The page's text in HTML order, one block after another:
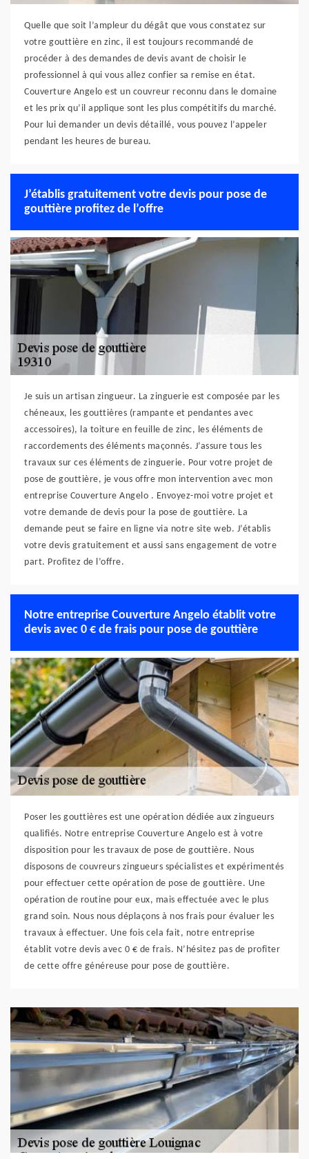
Quelle que soit l’ampleur du dégât que vous constatez sur
votre gouttière en zinc, il est toujours recommandé de
procéder à des demandes de devis avant de choisir le
professionnel à qui vous allez confier sa remise en état.
Couverture Angelo est un couvreur reconnu dans le domaine
et les prix qu’il applique sont les plus compétitifs du marché.
Pour lui demander un devis détaillé, vous pouvez l’appeler
pendant les heures de bureau.
J’établis gratuitement votre devis pour pose de
gouttière profitez de l’offre
Je suis un artisan zingueur. La zinguerie est composée par les
chéneaux, les gouttières (rampante et pendantes avec
accessoires), la toiture en feuille de zinc, les éléments de
raccordements des éléments maçonnés. J’assure tous les
travaux sur ces éléments de zinguerie. Pour votre projet de
pose de gouttière, je vous offre mon intervention avec mon
entreprise Couverture Angelo . Envoyez-moi votre projet et
votre demande de devis pour la pose de gouttière. La
demande peut se faire en ligne via notre site web. J’établis
votre devis gratuitement et aussi sans engagement de votre
part. Profitez de l’offre.
Notre entreprise Couverture Angelo établit votre
devis avec 0 € de frais pour pose de gouttière
Poser les gouttières est une opération dédiée aux zingueurs
qualifiés. Notre entreprise Couverture Angelo est à votre
disposition pour les travaux de pose de gouttière. Nous
disposons de couvreurs zingueurs spécialistes et expérimentés
pour effectuer cette opération de pose de gouttière. Une
opération de routine pour eux, mais effectuée avec le plus
grand soin. Nous nous déplaçons à nos frais pour évaluer les
travaux à effectuer. Une fois cela fait, notre entreprise
établit votre devis avec 0 € de frais. N’hésitez pas de profiter
de cette offre généreuse pour pose de gouttière.